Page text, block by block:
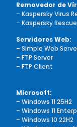
Removedor de
–Kaspersky Virus
–Kaspersky
Servidores Web:
– Simple Web
– FTP Server
– FTP Client
Microsoft:
–Windows 11 25H2
– Windows 11
–Windows 10 22H2